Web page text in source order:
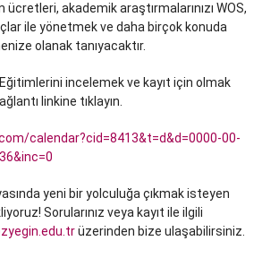
akademik araştırmalarınızı WOS,
ile yönetmek ve daha birçok konuda
olanak tanıyacaktır.
incelemek ve kayıt için olmak
linkine tıklayın.
calendar?cid=8413&t=d&d=0000-00-
yeni bir yolculuğa çıkmak isteyen
Sorularınız veya kayıt ile ilgili
üzerinden bize ulaşabilirsiniz.